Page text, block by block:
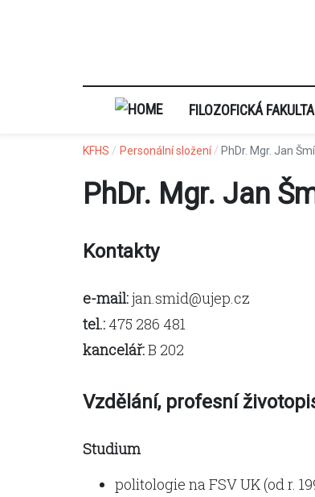
FILOZOFICKÁ FAKULTA
KFHS Personální složení PhDr. Mgr. Jan
PhDr. Mgr. Jan
Kontakty
e-mail:jan.smid@ujep.cz
tel.: 475 286 481
kancelář:B 202
Vzdělání, profesní
Studium
politologie na FSV UK (od r.